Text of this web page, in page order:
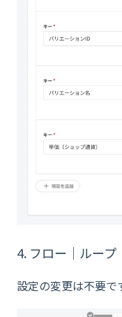
4. フロー｜ループ
設定の変更は不要で